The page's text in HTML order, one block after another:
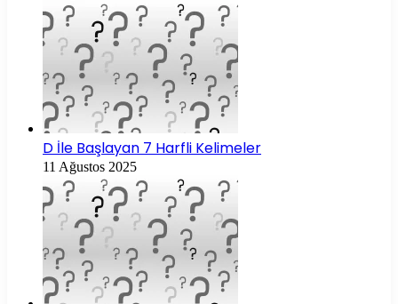
D İle Başlayan 7 Harfli Kelimeler
11 Ağustos 2025